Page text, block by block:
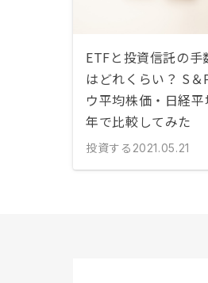
ETFと投資信託の手
はどれくらい？ S
ウ平均株価・日経
年で比較してみた
投資する 2021.05.21